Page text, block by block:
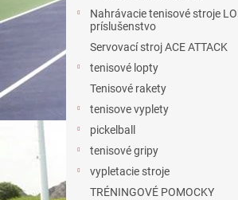
Nahrávacie tenisové stroje
príslušenstvo
Servovací stroj ACE ATTACK
tenisové lopty
Tenisové rakety
tenisove vyplety
pickelball
tenisové gripy
vypletacie stroje
TRÉNINGOVÉ POMOCKY